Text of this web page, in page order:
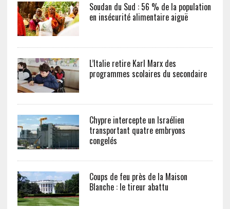
Soudan du Sud : 56 % de la population
en insécurité alimentaire aiguë
L’Italie retire Karl Marx des
programmes scolaires du secondaire
Chypre intercepte un Israélien
transportant quatre embryons
congelés
Coups de feu près de la Maison
Blanche : le tireur abattu